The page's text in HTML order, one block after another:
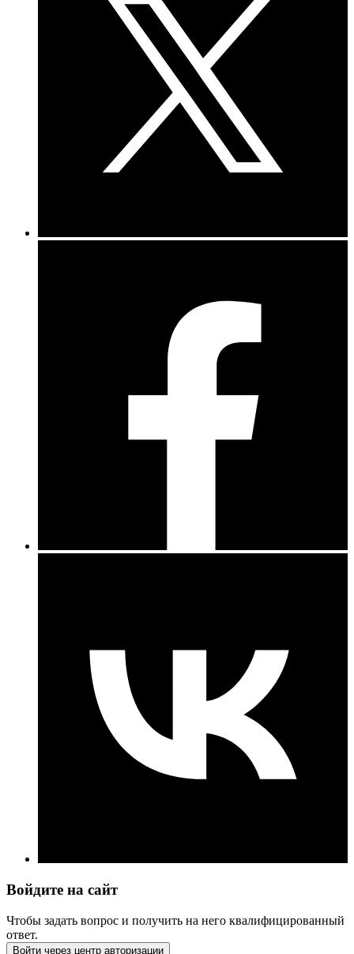
Войдите на сайт
Чтобы задать вопрос и получить на него квалифицированный
ответ.
Войти через центр авторизации